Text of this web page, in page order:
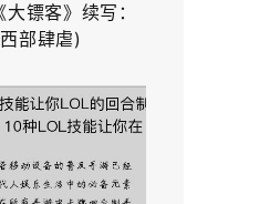
镖客》续写：
部肆虐)